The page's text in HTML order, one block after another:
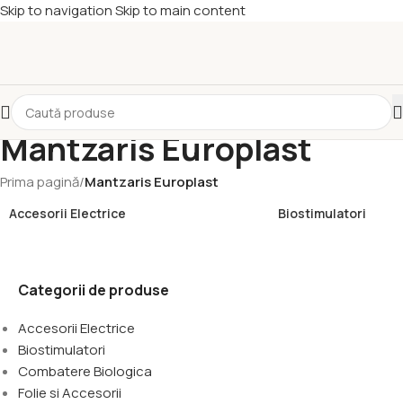
Skip to navigationSkip to main content
Mantzaris Europlast
Prima pagină/Mantzaris Europlast
Accesorii Electrice Biostimulatori
Categorii de produse
Accesorii Electrice
Biostimulatori
Combatere Biologica
Folie si Accesorii